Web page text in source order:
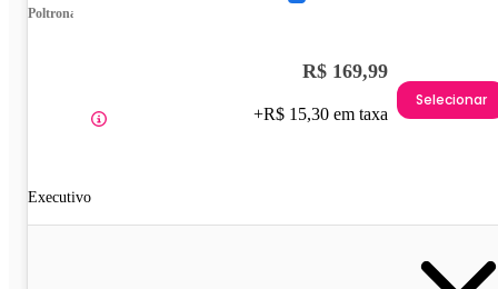
Poltrona
Executivo
R$ 169,99
+R$ 15,30 em taxa
Selecionar